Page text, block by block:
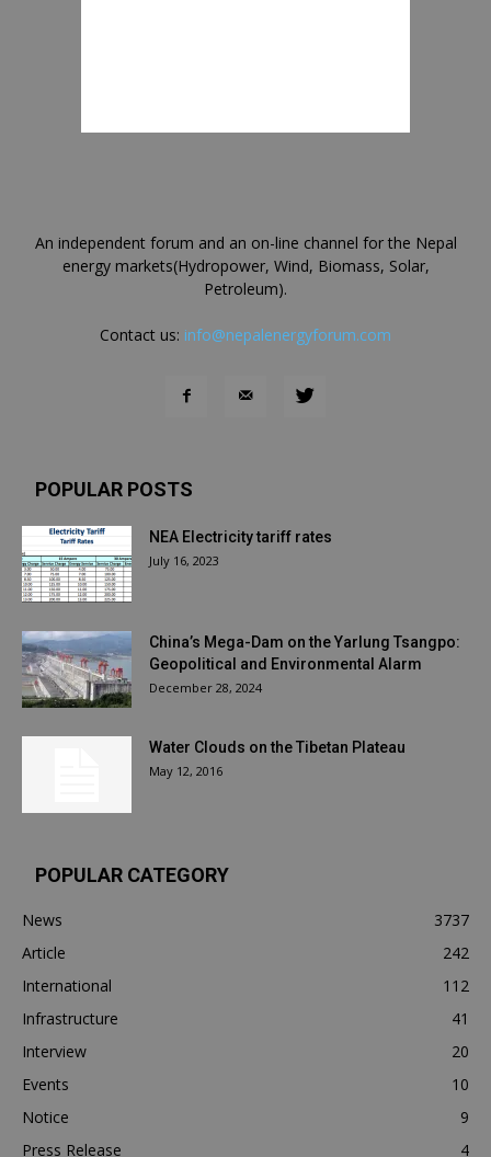
An independent forum and an on-line channel for the Nepal
energy markets(Hydropower, Wind, Biomass, Solar,
Petroleum).
Contact us: info@nepalenergyforum.com
POPULAR POSTS
NEA Electricity tariff rates
July 16, 2023
China’s Mega-Dam on the Yarlung Tsangpo:
Geopolitical and Environmental Alarm
December 28, 2024
Water Clouds on the Tibetan Plateau
May 12, 2016
POPULAR CATEGORY
News
3737
Article
242
International
112
Infrastructure
41
Interview
20
Events
10
Notice
9
Press Release
4